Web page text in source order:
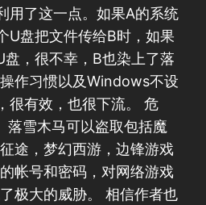
用了这一点。如果A的系统
U盘把文件传给B时，如果
，很不幸，B也染上了落
作习惯以及Windows不设
很有效，也很下流。 危
落雪木马可以盗取包括魔
途，梦幻西游，边锋游戏
帐号和密码，对网络游戏
极大的威胁。 相信作者也